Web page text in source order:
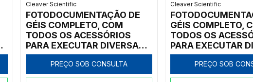
Cleaver Scientific
FOTODOCUMENTAÇÃO DE
GÉIS COMPLETO, COM
TODOS OS ACESSÓRIOS
PARA EXECUTAR DIVERSAS
TÉCNICAS - MODELO
CHEMIPROXS-9-E60-RGB-IC
PREÇO SOB CONSULTA
Cleaver Scientific
GÉIS COMPLETO,
TODOS OS
PARA EXECUTAR
TÉCNICAS -
CHEMIPROXS-9-
FR-IC
PREÇO SOB